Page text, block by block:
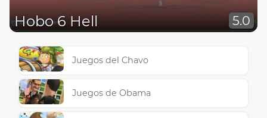
Hobo 6 Hell 5.0
Juegos del Chavo
Juegos de Obama